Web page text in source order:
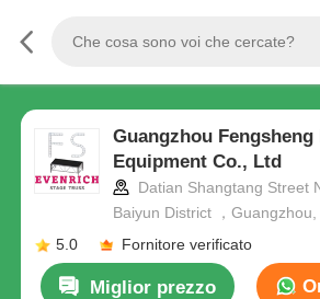
Guangzhou
Equipment Co., Ltd
Datian Shangtang Street
Baiyun District ，
5.0
Fornitore verificato
Miglior prezzo